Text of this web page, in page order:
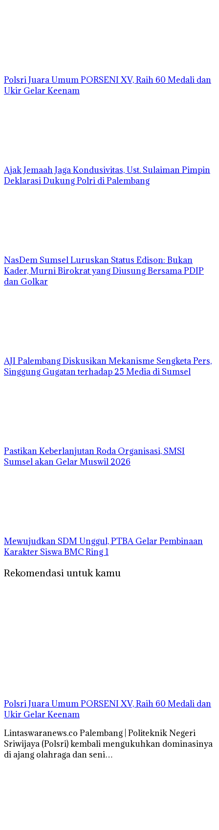
Polsri Juara Umum PORSENI XV, Raih 60 Medali dan
Ukir Gelar Keenam
Ajak Jemaah Jaga Kondusivitas, Ust. Sulaiman Pimpin
Deklarasi Dukung Polri di Palembang
NasDem Sumsel Luruskan Status Edison: Bukan
Kader, Murni Birokrat yang Diusung Bersama PDIP
dan Golkar
AJI Palembang Diskusikan Mekanisme Sengketa Pers,
Singgung Gugatan terhadap 25 Media di Sumsel
Pastikan Keberlanjutan Roda Organisasi, SMSI
Sumsel akan Gelar Muswil 2026
Mewujudkan SDM Unggul, PTBA Gelar Pembinaan
Karakter Siswa BMC Ring 1
Rekomendasi untuk kamu
Polsri Juara Umum PORSENI XV, Raih 60 Medali dan
Ukir Gelar Keenam
Lintaswaranews.co Palembang | Politeknik Negeri
Sriwijaya (Polsri) kembali mengukuhkan dominasinya
di ajang olahraga dan seni…